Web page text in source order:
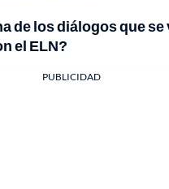
de los diálogos que se
el ELN?
PUBLICIDAD